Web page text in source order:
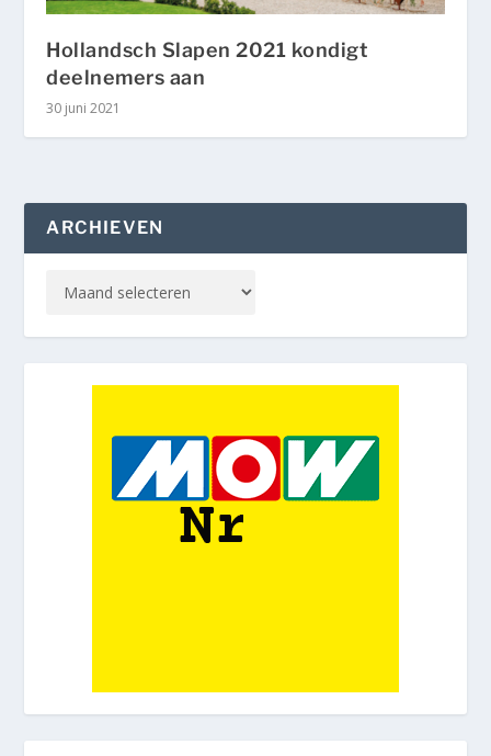
Hollandsch Slapen 2021 kondigt
deelnemers aan
30 juni 2021
ARCHIEVEN